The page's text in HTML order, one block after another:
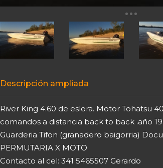
Descripción ampliada
River King 4.60 de eslora. Motor Tohatsu
comandos a distancia back to back .año
Guarderia Tifon (granadero baigorria)
PERMUTARIA X MOTO
Contacto al cel: 341 5465507 Gerardo